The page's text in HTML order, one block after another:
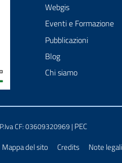
Webgis
Eventi e Formazione
Pubblicazioni
Blog
Chi siamo
CF: 03609320969 | PEC
Mappa del sito Credits Note legali